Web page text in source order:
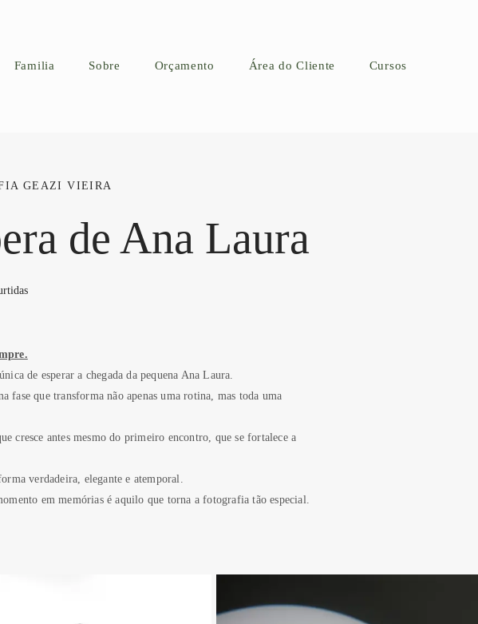
Familia Sobre Orçamento Área do Cliente Cursos
GEAZI VIEIRA
de Ana Laura
de esperar a chegada da pequena Ana Laura.
fase que transforma não apenas uma rotina, mas toda uma
cresce antes mesmo do primeiro encontro, que se fortalece a
verdadeira, elegante e atemporal.
em memórias é aquilo que torna a fotografia tão especial.